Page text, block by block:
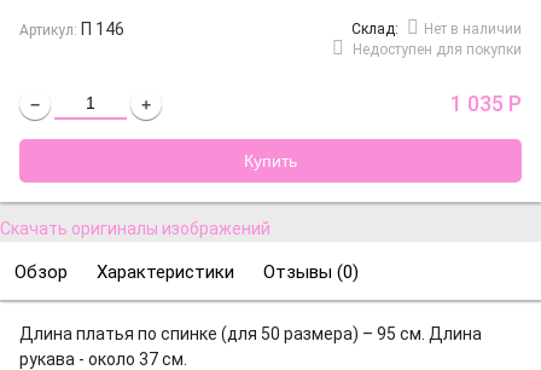
Артикул: П 146 Cклад:
Нет в наличии
Недоступен для покупки
− + 1 035 Р
Скачать оригиналы изображений
Обзор Характеристики Отзывы (0)
Длина платья по спинке (для 50 размера) – 95 см. Длина
рукава - около 37 см